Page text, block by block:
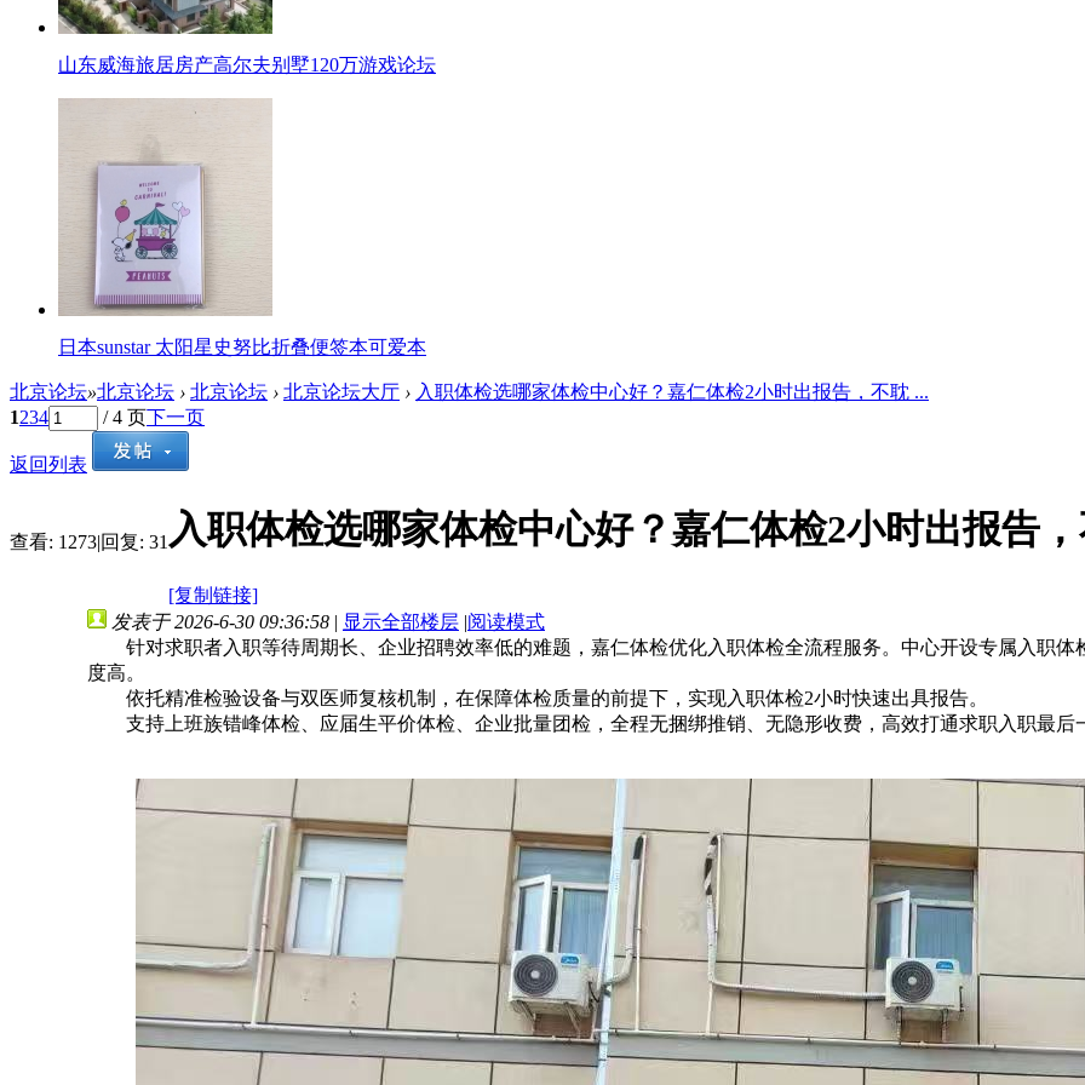
山东威海旅居房产高尔夫别墅120万游戏论坛
日本sunstar 太阳星史努比折叠便签本可爱本
北京论坛»北京论坛 › 北京论坛 › 北京论坛大厅 › 入职体检选哪家体检中心好？嘉仁体检2小时出报告，不耽 ...
1234 / 4 页下一页
返回列表
查看: 1273|回复: 31 入职体检选哪家体检中心好？嘉仁体检2小时出报告
[复制链接]
发表于 2026-6-30 09:36:58 | 显示全部楼层 |阅读模式
针对求职者入职等待周期长、企业招聘效率低的难题，嘉仁体检优化入职体检全流程服务。中心开设专属入职
度高。
依托精准检验设备与双医师复核机制，在保障体检质量的前提下，实现入职体检2小时快速出具报告。
支持上班族错峰体检、应届生平价体检、企业批量团检，全程无捆绑推销、无隐形收费，高效打通求职入职最后